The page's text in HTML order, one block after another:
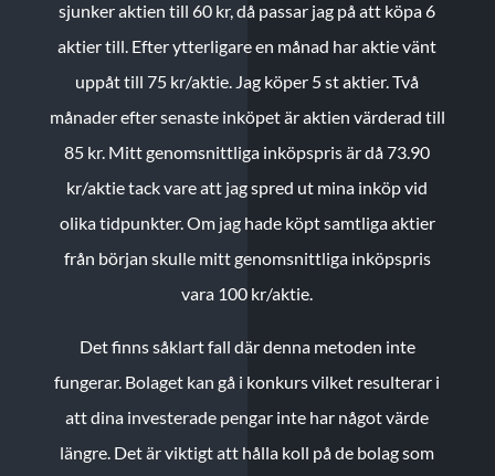
sjunker aktien till 60 kr, då passar jag på att köpa 6
aktier till. Efter ytterligare en månad har aktie vänt
uppåt till 75 kr/aktie. Jag köper 5 st aktier.Två
månader efter senaste inköpet är aktien värderad till
85 kr. Mitt genomsnittliga inköpspris är då 73.90
kr/aktie tack vare att jag spred ut mina inköp vid
olika tidpunkter. Om jag hade köpt samtliga aktier
från början skulle mitt genomsnittliga inköpspris
vara 100 kr/aktie.
Det finns såklart fall där denna metoden inte
fungerar. Bolaget kan gå i konkurs vilket resulterar i
att dina investerade pengar inte har något värde
längre. Det är viktigt att hålla koll på de bolag som